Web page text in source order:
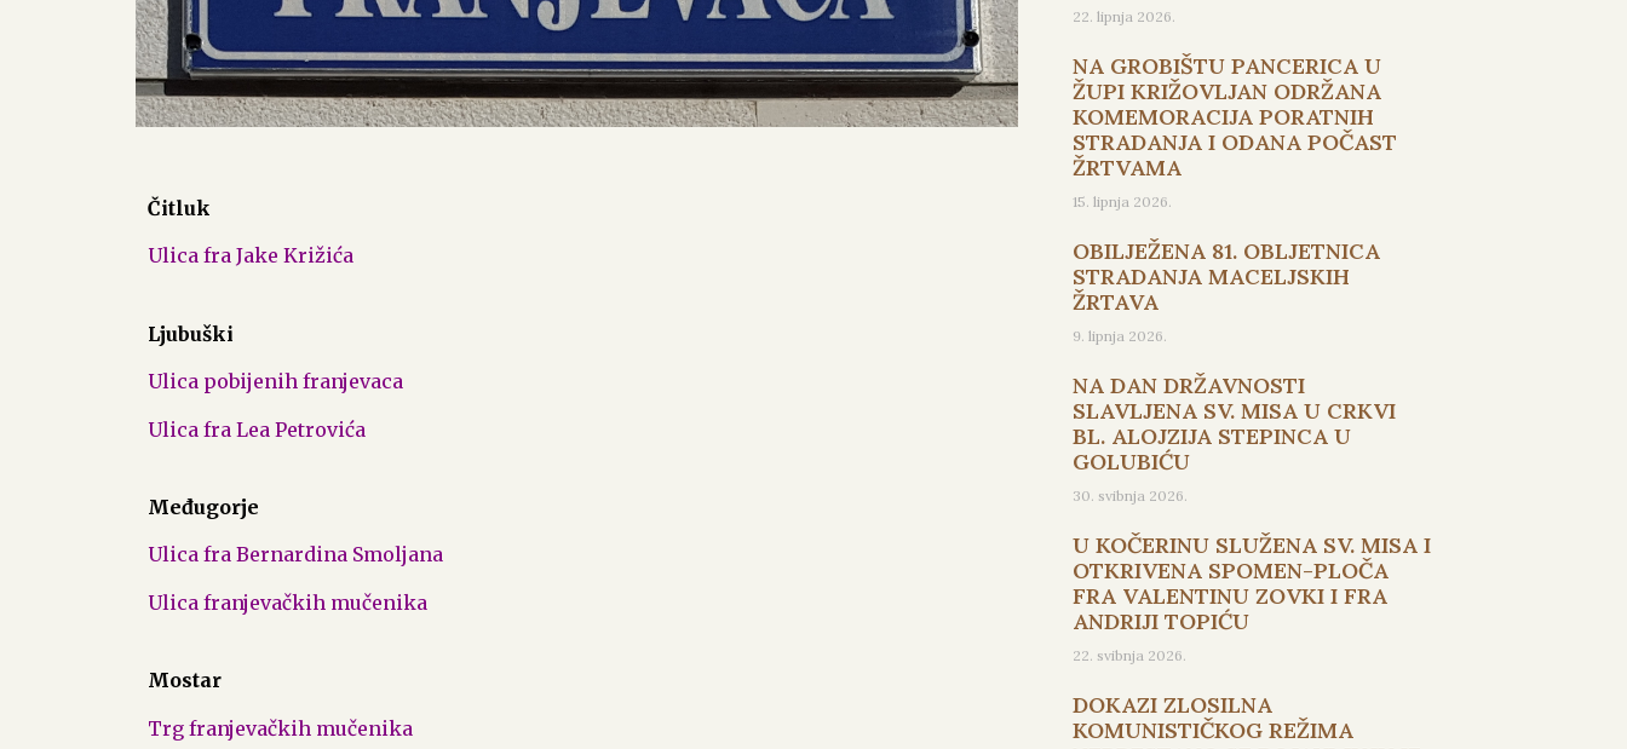
Čitluk
Ulica fra Jake Križića
Ljubuški
Ulica pobijenih franjevaca
Ulica fra Lea Petrovića
Međugorje
Ulica fra Bernardina Smoljana
Ulica franjevačkih mučenika
Mostar
Trg franjevačkih mučenika
22. lipnja 2026.
NA GROBIŠTU PANCERICA U
ŽUPI KRIŽOVLJAN ODRŽANA
KOMEMORACIJA PORATNIH
STRADANJA I ODANA POČAST
ŽRTVAMA
15. lipnja 2026.
OBILJEŽENA 81. OBLJETNICA
STRADANJA MACELJSKIH
ŽRTAVA
9. lipnja 2026.
NA DAN DRŽAVNOSTI
SLAVLJENA SV. MISA U CRKVI
BL. ALOJZIJA STEPINCA U
GOLUBIĆU
30. svibnja 2026.
U KOČERINU SLUŽENA SV. MISA I
OTKRIVENA SPOMEN-PLOČA
FRA VALENTINU ZOVKI I FRA
ANDRIJI TOPIĆU
22. svibnja 2026.
DOKAZI ZLOSILNA
KOMUNISTIČKOG REŽIMA